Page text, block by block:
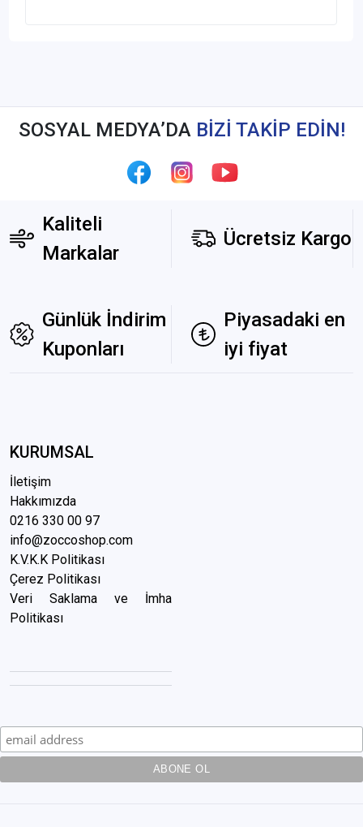
SOSYAL MEDYA’DA BİZİ TAKİP EDİN!
Kaliteli
Markalar
Ücretsiz Kargo
Günlük İndirim
Kuponları
Piyasadaki en
iyi fiyat
KURUMSAL
İletişim
Hakkımızda
0216 330 00 97
info@zoccoshop.com
K.V.K.K Politikası
Çerez Politikası
Veri Saklama ve İmha
Politikası